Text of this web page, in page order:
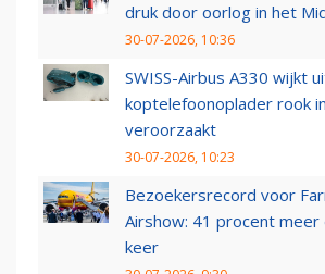
druk door oorlog in het
30-07-2026, 10:36
SWISS-Airbus A330 wijkt
koptelefoonoplader rook
veroorzaakt
30-07-2026, 10:23
Bezoekersrecord voor
Airshow: 41 procent meer
keer